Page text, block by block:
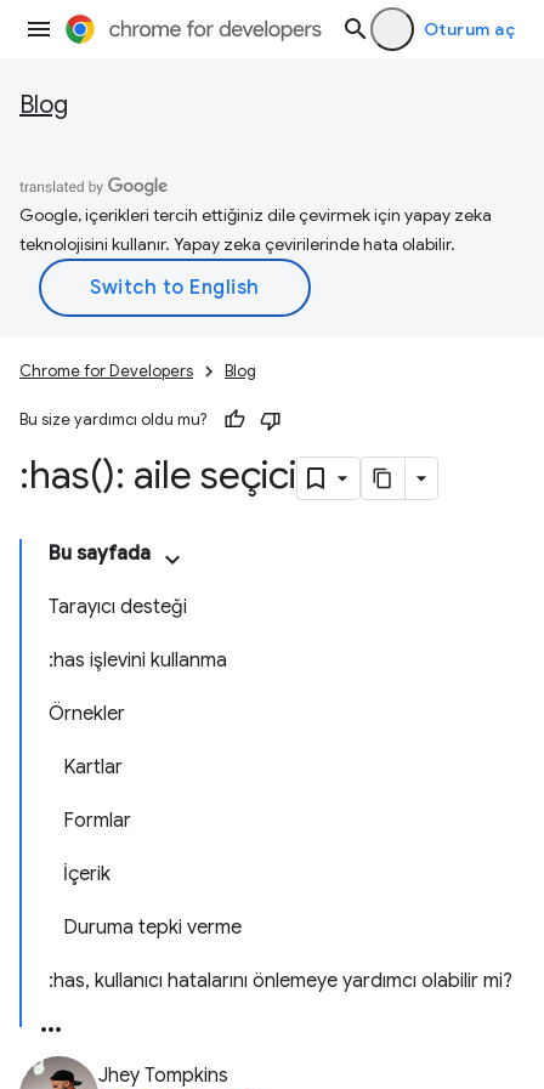
Oturum aç
Blog
Google, içerikleri tercih ettiğiniz dile çevirmek için yapay zeka
teknolojisini kullanır. Yapay zeka çevirilerinde hata olabilir.
Chrome for Developers Blog
Bu size yardımcı oldu mu?
:has(): aile seçici
Bu sayfada
Tarayıcı desteği
:has işlevini kullanma
Örnekler
Kartlar
Formlar
İçerik
Duruma tepki verme
:has, kullanıcı hatalarını önlemeye yardımcı olabilir mi?
Jhey Tompkins